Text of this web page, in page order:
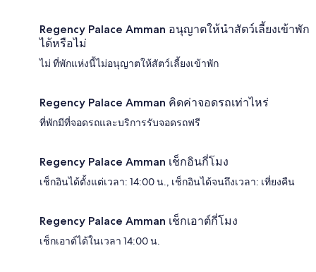
Regency Palace Amman อนุญาตให้นำสัตว์เลี้ยงเข้าพัก
ได้หรือไม่
ไม่ ที่พักแห่งนี้ไม่อนุญาตให้สัตว์เลี้ยงเข้าพัก
Regency Palace Amman คิดค่าจอดรถเท่าไหร่
ที่พักมีที่จอดรถและบริการรับจอดรถฟรี
Regency Palace Amman เช็กอินกี่โมง
เช็กอินได้ตั้งแต่เวลา: 14:00 น., เช็กอินได้จนถึงเวลา: เที่ยงคืน
Regency Palace Amman เช็กเอาต์กี่โมง
เช็กเอาต์ได้ในเวลา 14:00 น.